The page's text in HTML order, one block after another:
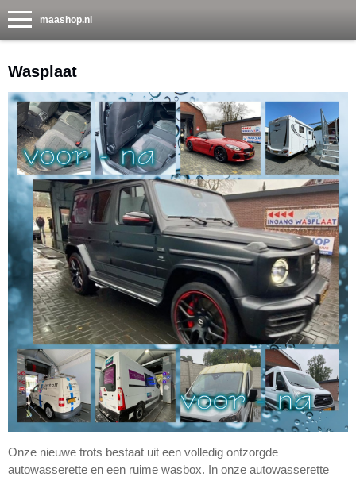
maashop.nl
Wasplaat
Onze nieuwe trots bestaat uit een volledig ontzorgde
autowasserette en een ruime wasbox. In onze autowasserette